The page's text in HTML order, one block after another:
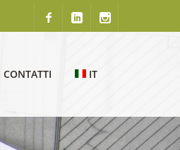
CONTATTI IT